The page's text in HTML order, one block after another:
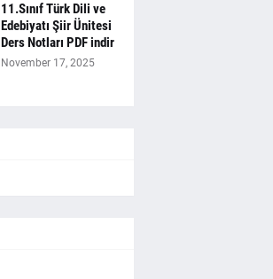
11.Sınıf Türk Dili ve
Edebiyatı Şiir Ünitesi
Ders Notları PDF indir
November 17, 2025